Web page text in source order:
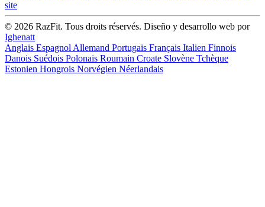
site
© 2026 RazFit. Tous droits réservés. Diseño y desarrollo web por
Ighenatt
Anglais Espagnol Allemand Portugais Français Italien Finnois
Danois Suédois Polonais Roumain Croate Slovène Tchèque
Estonien Hongrois Norvégien Néerlandais